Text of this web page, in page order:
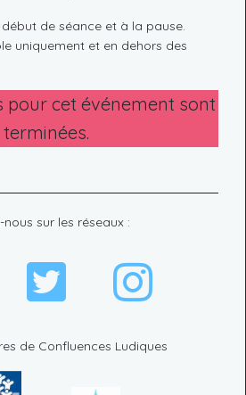
de séance et à la pause.
uniquement et en dehors des
pour cet événement sont
terminées.
de Confluences Ludiques
nous sur les réseaux :